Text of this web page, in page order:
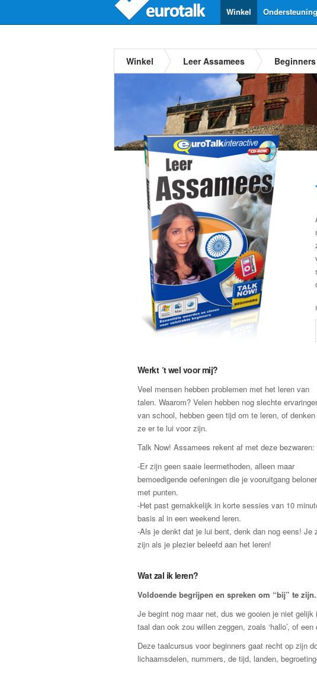
Ondersteuning
Winkel
Winkel Leer Assamees Beginners
Werkt ´t wel voor mij?
Veel mensen hebben problemen met het leren van
talen. Waarom? Velen hebben nog slechte
van school, hebben geen tijd om te leren, of
ze er te lui voor zijn.
Talk Now! Assamees rekent af met deze bezwaren:
-Er zijn geen saaie leermethoden, alleen maar
bemoedigende oefeningen die je vooruitgang
met punten.
-Het past gemakkelijk in korte sessies van 10
basis al in een weekend leren.
-Als je denkt dat je lui bent, denk dan nog eens!
zijn als je plezier beleefd aan het leren!
Wat zal ik leren?
Voldoende begrijpen en spreken om “bij” te zijn.
Je begint nog maar net, dus we gooien je niet
taal dan ook zou willen zeggen, zoals ‘hallo’, of
Deze taalcursus voor beginners gaat recht op zijn
lichaamsdelen, nummers, de tijd, landen,